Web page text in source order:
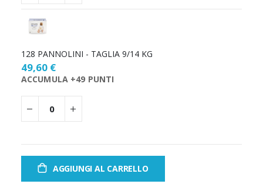
128 PANNOLINI - TAGLIA 9/14 KG
49,60 €
ACCUMULA +49 PUNTI
AGGIUNGI AL CARRELLO